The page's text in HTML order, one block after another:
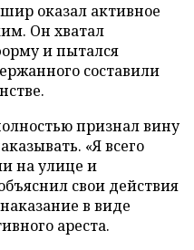
оказал активное
Он хватал
и пытался
составили
признал вину
«Я всего
на улице и
свои действия
в виде
ареста.